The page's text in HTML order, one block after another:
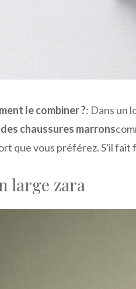
le combiner ?: Dans un
des chaussures marrons
que vous préférez. S'il fait
large zara